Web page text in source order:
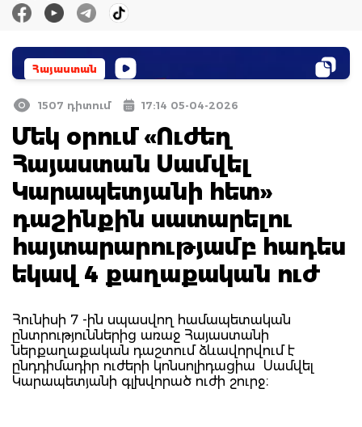
Հայաստան
1507 դիտում 17:14 05-04-2026
Մեկ օրում «Ուժեղ
Հայաստան Սամվել
Կարապետյանի հետ»
դաշինքին սատարելու
հայտարարությամբ հադես
եկավ 4 քաղաքական ուժ
Հունիսի 7 -ին սպասվող համապետական
ընտրություններից առաջ Հայաստանի
ներքաղաքական դաշտում ձևավորվում է
ընդդիմադիր ուժերի կոնսոլիդացիա Սամվել
Կարապետյանի գլխվորած ուժի շուրջ։